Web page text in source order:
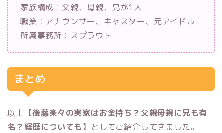
家族構成：父親、母親、兄が1人
職業：アナウンサー、キャスター、元アイドル
所属事務所：スプラウト
まとめ
以上【後藤楽々の実家はお金持ち？父親母親に兄も有
名？経歴についても】としてご紹介してきました。